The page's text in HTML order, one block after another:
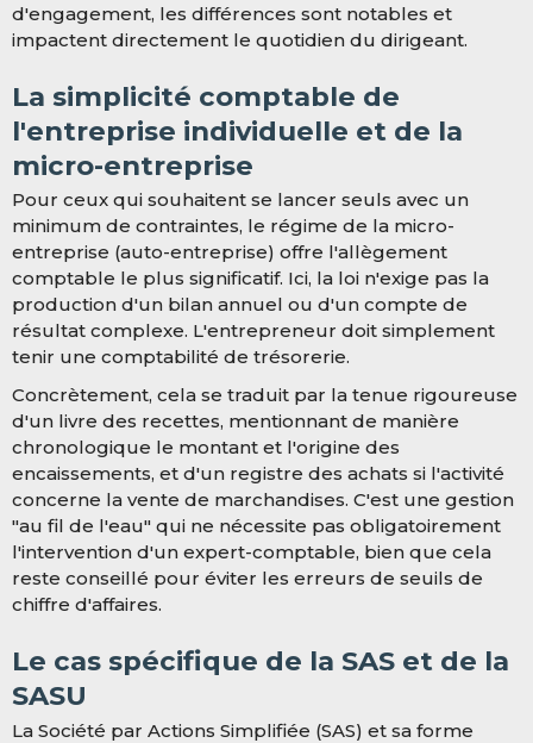
d'engagement, les différences sont notables et
impactent directement le quotidien du dirigeant.
La simplicité comptable de
l'entreprise individuelle et de la
micro-entreprise
Pour ceux qui souhaitent se lancer seuls avec un
minimum de contraintes, le régime de la micro-
entreprise (auto-entreprise) offre l'allègement
comptable le plus significatif. Ici, la loi n'exige pas la
production d'un bilan annuel ou d'un compte de
résultat complexe. L'entrepreneur doit simplement
tenir une comptabilité de trésorerie.
Concrètement, cela se traduit par la tenue rigoureuse
d'un livre des recettes, mentionnant de manière
chronologique le montant et l'origine des
encaissements, et d'un registre des achats si l'activité
concerne la vente de marchandises. C'est une gestion
"au fil de l'eau" qui ne nécessite pas obligatoirement
l'intervention d'un expert-comptable, bien que cela
reste conseillé pour éviter les erreurs de seuils de
chiffre d'affaires.
Le cas spécifique de la SAS et de la
SASU
La Société par Actions Simplifiée (SAS) et sa forme